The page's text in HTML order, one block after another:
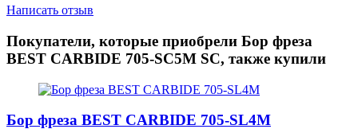
Написать отзыв
Покупатели, которые приобрели Бор фреза
BEST CARBIDE 705-SC5M SC, также купили
Бор фреза BEST CARBIDE 705-SL4M